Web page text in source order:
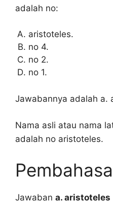
adalah no:
aristoteles.
no 4.
no 2.
no 1.
Jawabannya adalah a.
Nama asli atau nama
adalah no aristoteles.
Jawaban a. aristoteles